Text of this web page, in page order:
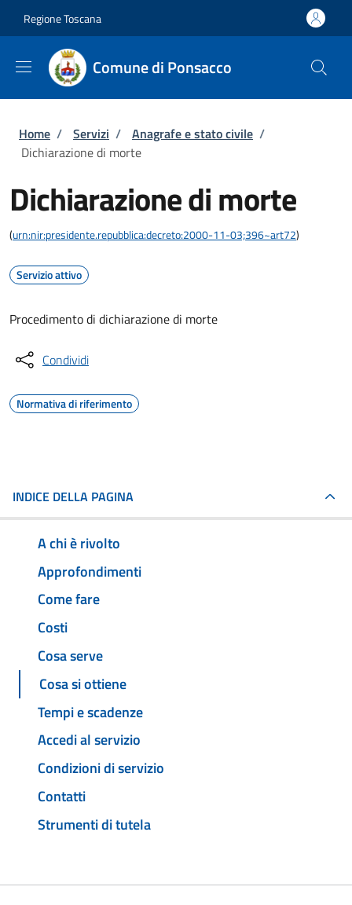
Regione Toscana
Comune di Ponsacco
Briciole di pane
Home / Servizi / Anagrafe e stato civile /
Dichiarazione di morte
Dichiarazione di morte
(urn:nir:presidente.repubblica:decreto:2000-11-03;396~art72)
Servizio attivo
Procedimento di dichiarazione di morte
Condividi
Normativa di riferimento
INDICE DELLA PAGINA
A chi è rivolto
Approfondimenti
Come fare
Costi
Cosa serve
Cosa si ottiene
Tempi e scadenze
Accedi al servizio
Condizioni di servizio
Contatti
Strumenti di tutela